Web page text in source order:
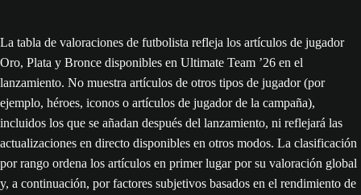
La tabla de valoraciones de futbolista refleja los artículos de jugador
Oro, Plata y Bronce disponibles en Ultimate Team ’26 en el
lanzamiento. No muestra artículos de otros tipos de jugador (por
ejemplo, héroes, iconos o artículos de jugador de la campaña),
incluidos los que se añadan después del lanzamiento, ni reflejará las
actualizaciones en directo disponibles en otros modos. La clasificación
por rango ordena los artículos en primer lugar por su valoración global
y, a continuación, por factores subjetivos basados en el rendimiento de